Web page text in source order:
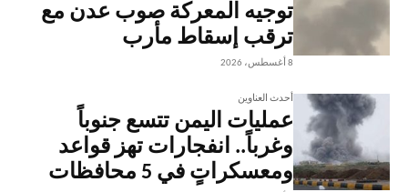
توجيه المعركة صوب عدن مع
ترقب إسقاط مأرب
8 أغسطس، 2026
أحدث العناوين
عمليات اليمن تتسع جنوباً
وغرباً.. انفجارات تهز قواعد
ومعسكراتٍ في 5 محافظات